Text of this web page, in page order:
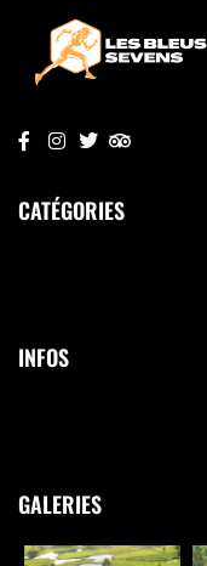
CATÉGORIES
INFOS
GALERIES